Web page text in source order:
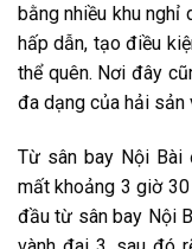
bằng nhiều khu
hấp dẫn, tạo điều
thể quên. Nơi đây
đa dạng của hải sản
Từ sân bay Nội Bài
mất khoảng 3 giờ
đầu từ sân bay Nội